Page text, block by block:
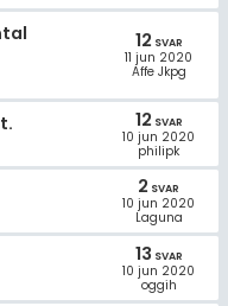
12 SVAR
11 jun 2020
Affe Jkpg
12 SVAR
10 jun 2020
philipk
2 SVAR
10 jun 2020
Laguna
13 SVAR
10 jun 2020
oggih